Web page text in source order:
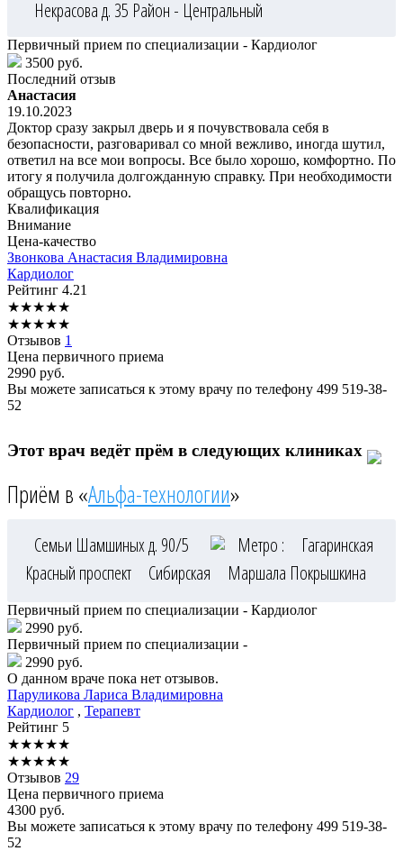
Некрасова д. 35 Район - Центральный
Первичный прием по специализации - Кардиолог
3500 руб.
Последний отзыв
Анастасия
19.10.2023
Доктор сразу закрыл дверь и я почувствовала себя в
безопасности, разговаривал со мной вежливо, иногда шутил,
ответил на все мои вопросы. Все было хорошо, комфортно. По
итогу я получила долгожданную справку. При необходимости
обращусь повторно.
Квалификация
Внимание
Цена-качество
Звонкова Анастасия Владимировна
Кардиолог
Рейтинг 4.21
★★★★★
★★★★★
Отзывов 1
Цена первичного приема
2990 руб.
Вы можете записаться к этому врачу по телефону 499 519-38-
52
Этот врач ведёт прём в следующих клиниках
Приём в «Альфа-технологии»
Семьи Шамшиных д. 90/5 Метро :
Гагаринская
Красный проспект
Сибирская Маршала Покрышкина
Первичный прием по специализации - Кардиолог
2990 руб.
Первичный прием по специализации -
2990 руб.
О данном враче пока нет отзывов.
Паруликова Лариса Владимировна
Кардиолог , Терапевт
Рейтинг 5
★★★★★
★★★★★
Отзывов 29
Цена первичного приема
4300 руб.
Вы можете записаться к этому врачу по телефону 499 519-38-
52